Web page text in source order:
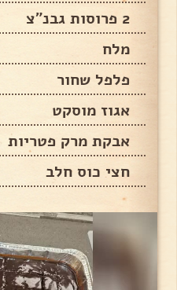
2 פרוסות גבנ"צ
מלח
פלפל שחור
אגוז מוסקט
אבקת מרק פטריות
חצי כוס חלב